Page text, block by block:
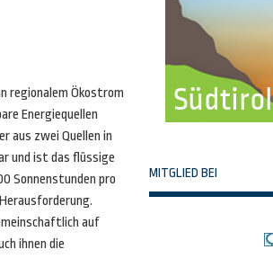
regionalem Ökostrom
Energiequellen
aus zwei Quellen in
und ist das flüssige
Sonnenstunden pro
auf
ihnen die
MITGLIED BEI